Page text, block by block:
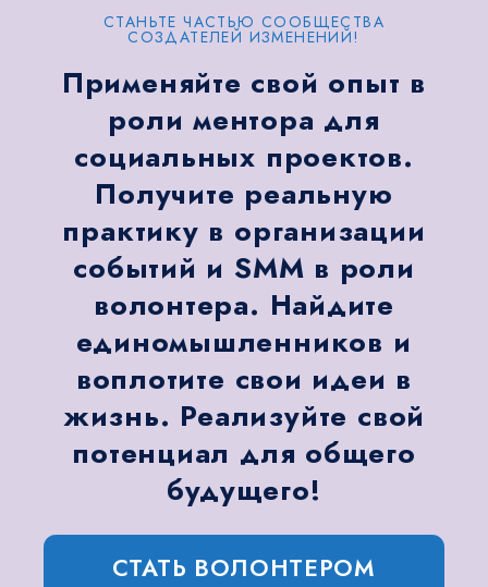
СТАНЬТЕ ЧАСТЬЮ СООБЩЕСТВА
СОЗДАТЕЛЕЙ ИЗМЕНЕНИЙ!
Применяйте свой опыт в
роли ментора для
социальных проектов.
Получите реальную
практику в организации
событий и SMM в роли
волонтера. Найдите
единомышленников и
воплотите свои идеи в
жизнь. Реализуйте свой
потенциал для общего
будущего!
СТАТЬ ВОЛОНТЕРОМ